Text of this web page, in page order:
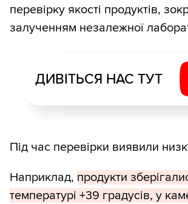
перевірку якості продуктів,
залученням незалежної
ДИВІТЬСЯ НАС ТУТ
Під час перевірки виявили
Наприклад, продукти
температурі +39 градусів, у